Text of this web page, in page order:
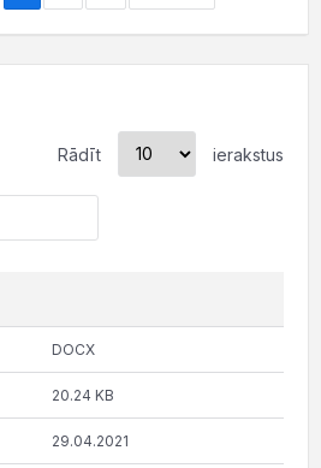
Rādīt ierakstus
DOCX
20.24 KB
29.04.2021